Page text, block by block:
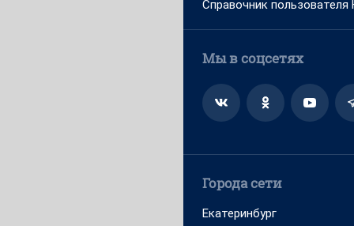
Справочник пользователя
Мы в соцсетях
Города сети
Екатеринбург